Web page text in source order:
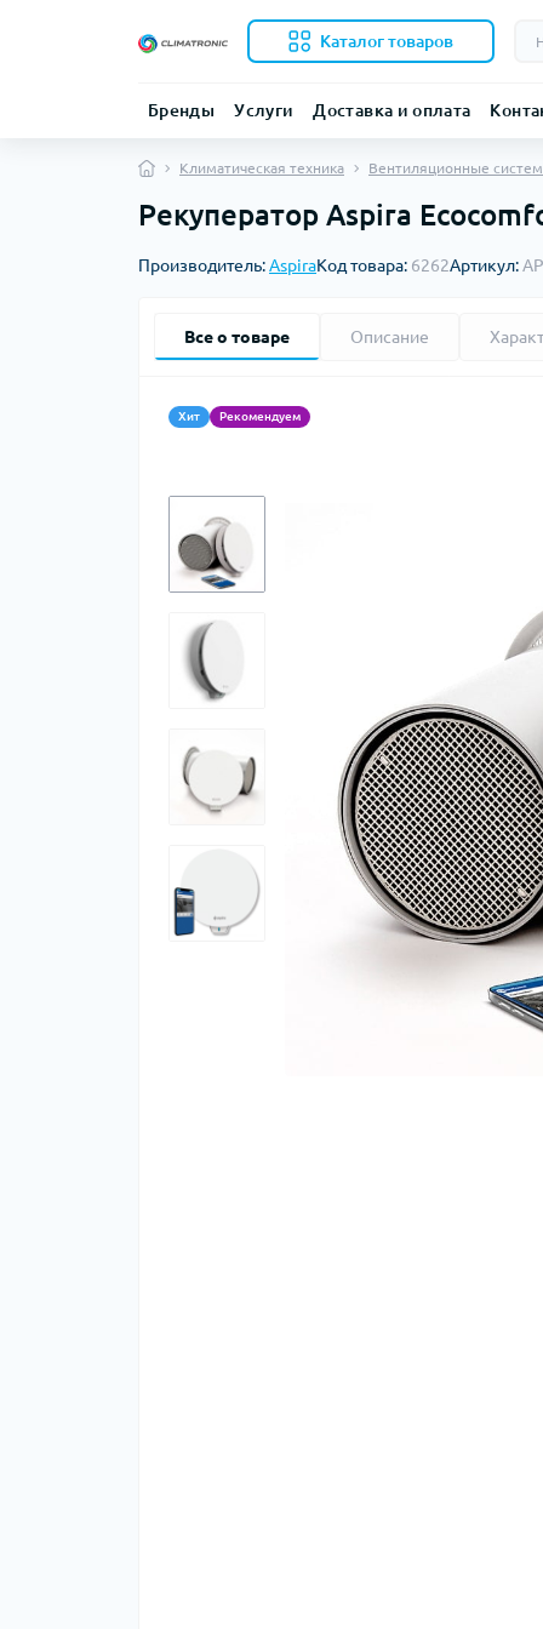
Каталог товаров
Бренды Услуги Доставка и оплата
Климатическая техника Вентиляционные
Рекуператор Aspira
Производитель:AspiraКод товара: 6262Артикул:
Все о товаре Описание
Хит Рекомендуем